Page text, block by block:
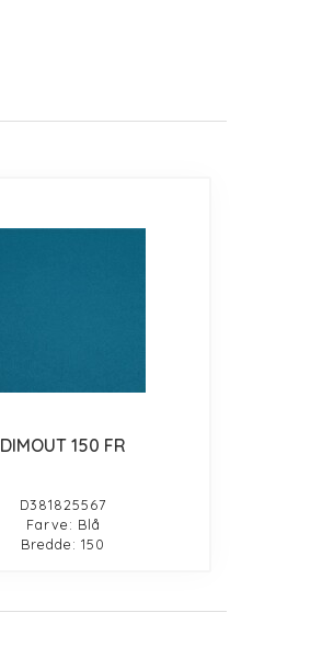
DIMOUT 150 FR
D381825567
Farve: Blå
Bredde: 150